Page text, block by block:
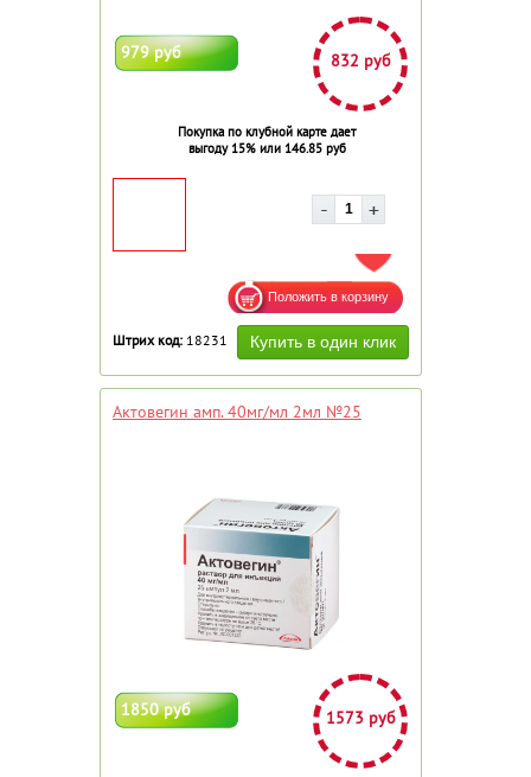
979 руб 832 руб
Покупка по клубной карте дает
выгоду 15% или 146.85 руб
ДОБАВИТЬ В ИЗБРАННОЕ
Штрих код: 18231
Актовегин амп. 40мг/мл 2мл №25
1850 руб 1573 руб